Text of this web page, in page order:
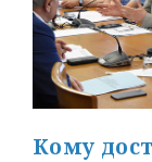
Кому